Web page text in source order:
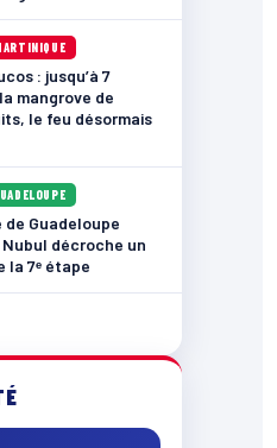
: jusqu’à 7
mangrove de
le feu désormais
Guadeloupe
Nubul décroche un
la 7ᵉ étape